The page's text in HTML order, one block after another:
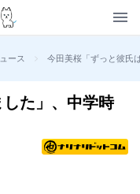
ース > 今田美桜「ずっと彼氏
た」、中学時